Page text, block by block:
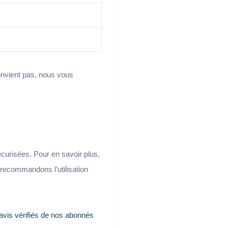
pas, nous vous
Pour en savoir plus,
l’utilisation
vérifiés de nos abonnés